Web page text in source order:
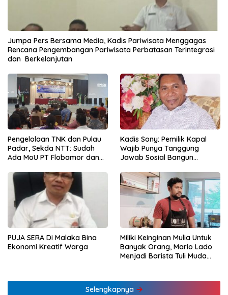
Jumpa Pers Bersama Media, Kadis Pariwisata Menggagas
Rencana Pengembangan Pariwisata Perbatasan Terintegrasi
dan Berkelanjutan
Pengelolaan TNK dan Pulau
Padar, Sekda NTT: Sudah
Ada MoU PT Flobamor dan
Kadis Sony: Pemilik Kapal
Wajib Punya Tanggung
Jawab Sosial Bangun
PUJA SERA Di Malaka Bina
Ekonomi Kreatif Warga
Miliki Keinginan Mulia Untuk
Banyak Orang, Mario Lado
Menjadi Barista Tuli Muda
Selengkapnya